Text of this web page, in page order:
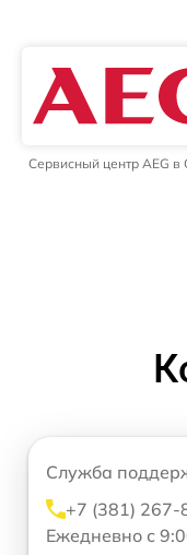
Сервисный центр AEG в
Служба
+7 (381) 267-
Ежедневно с